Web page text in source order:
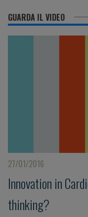
GUARDA IL VIDEO
27/01/2016
Innovation in
thinking?